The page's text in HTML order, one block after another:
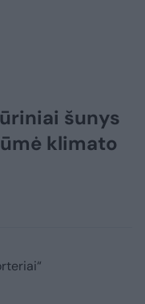
šunys
klimato